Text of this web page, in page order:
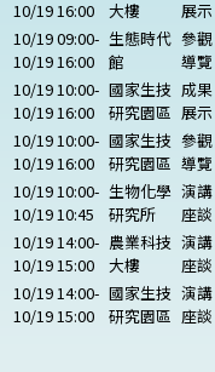
10/19 16:00
大樓
展示
10/19 09:00-
10/19 16:00
生態時代
館
參觀
導覽
10/19 10:00-
10/19 16:00
國家生技
研究園區
成果
展示
10/19 10:00-
10/19 16:00
國家生技
研究園區
參觀
導覽
10/19 10:00-
10/19 10:45
生物化學
研究所
演講
座談
10/19 14:00-
10/19 15:00
農業科技
大樓
演講
座談
10/19 14:00-
10/19 15:00
國家生技
研究園區
演講
座談